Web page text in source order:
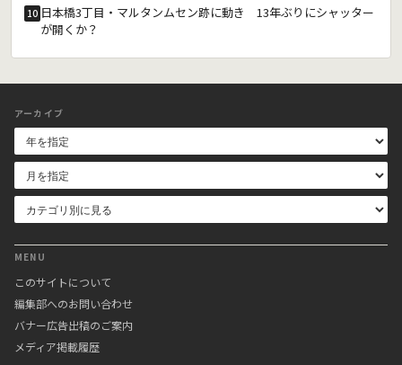
10 日本橋3丁目・マルタンムセン跡に動き 13年ぶりにシャッター
が開くか？
アーカイブ
MENU
このサイトについて
編集部へのお問い合わせ
バナー広告出稿のご案内
メディア掲載履歴